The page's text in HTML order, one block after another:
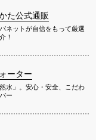
た公式通販
ネットが自信をもって厳選
！
ーター
水」。安心・安全、こだわ
ー